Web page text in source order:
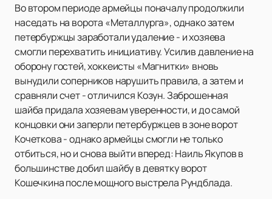
Во втором периоде армейцы поначалу продолжили
наседать на ворота «Металлурга», однако затем
петербуржцы заработали удаление - и хозяева
смогли перехватить инициативу. Усилив давление на
оборону гостей, хоккеисты «Магнитки» вновь
вынудили соперников нарушить правила, а затем и
сравняли счет - отличился Козун. Заброшенная
шайба придала хозяевам уверенности, и до самой
концовки они заперли петербуржцев в зоне ворот
Кочеткова - однако армейцы смогли не только
отбиться, но и снова выйти вперед: Наиль Якупов в
большинстве добил шайбу в девятку ворот
Кошечкина после мощного выстрела Рундблада.